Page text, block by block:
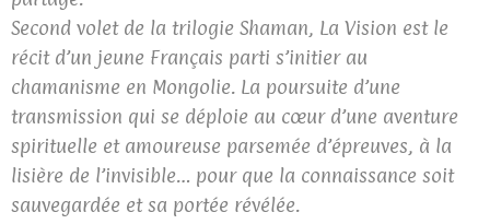
Second volet de la trilogie Shaman, La Vision est le
récit d’un jeune Français parti s’initier au
chamanisme en Mongolie. La poursuite d’une
transmission qui se déploie au cœur d’une aventure
spirituelle et amoureuse parsemée d’épreuves, à la
lisière de l’invisible… pour que la connaissance soit
sauvegardée et sa portée révélée.